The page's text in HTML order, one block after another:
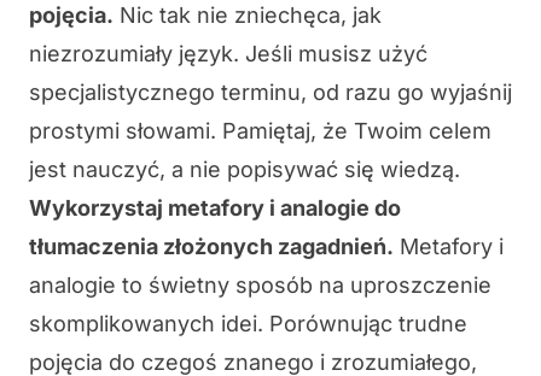
pojęcia. Nic tak nie zniechęca, jak
niezrozumiały język. Jeśli musisz użyć
specjalistycznego terminu, od razu go wyjaśnij
prostymi słowami. Pamiętaj, że Twoim celem
jest nauczyć, a nie popisywać się wiedzą.
Wykorzystaj metafory i analogie do
tłumaczenia złożonych zagadnień. Metafory i
analogie to świetny sposób na uproszczenie
skomplikowanych idei. Porównując trudne
pojęcia do czegoś znanego i zrozumiałego,